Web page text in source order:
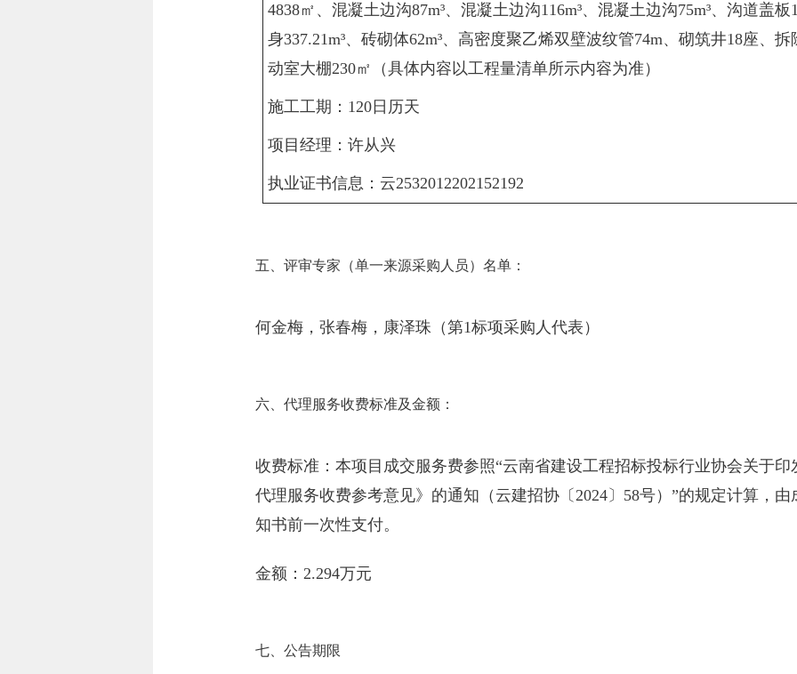
4838㎡、混凝土边沟87m³、混凝土边沟116m³、混凝土边沟75m³、沟道盖
身337.21m³、砖砌体62m³、高密度聚乙烯双壁波纹管74m、砌筑井18座、
动室大棚230㎡（具体内容以工程量清单所示内容为准）
施工工期：120日历天
项目经理：许从兴
执业证书信息：云2532012202152192
五、评审专家（单一来源采购人员）名单：
何金梅，张春梅，康泽珠（第1标项采购人代表）
六、代理服务收费标准及金额：
收费标准：本项目成交服务费参照“云南省建设工程招标投标行业协会关于
代理服务收费参考意见》的通知（云建招协〔2024〕58号）”的规定计算，
知书前一次性支付。
金额：2.294万元
七、公告期限